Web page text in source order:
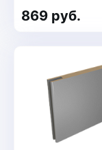
869 руб.